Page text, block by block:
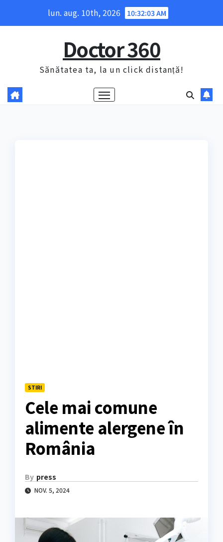
lun. aug. 10th, 2026 10:32:04 AM
Doctor 360
Sănătatea ta, la un click distanță!
STIRI
Cele mai comune
alimente alergene în
România
By press
NOV. 5, 2024